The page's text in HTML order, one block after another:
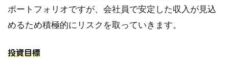
ポートフォリオですが、会社員で安定した収入が見込
めるため積極的にリスクを取っていきます。
投資目標